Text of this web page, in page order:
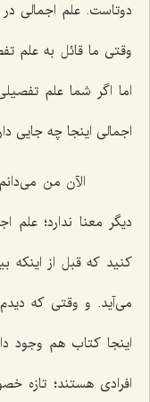
دوتاست. علم اجمالى
وقتى ما قائل به علم
اما اگر شما علم
اجمالى اینجا چه جایى
الآن من
دیگر معنا ندارد؛ علم
كنید كه قبل از اینكه
مى‌آید. و وقتى كه
اینجا كتاب هم وجود
افرادى هستند؛ تازه